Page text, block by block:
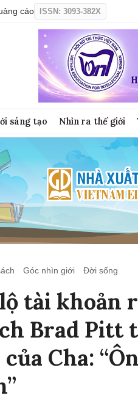
cáo ISSN: 3093-382X
sáng tạo Nhìn ra thế giới
Góc nhìn giới Đời sống
tài khoản
Brad Pitt
Cha: